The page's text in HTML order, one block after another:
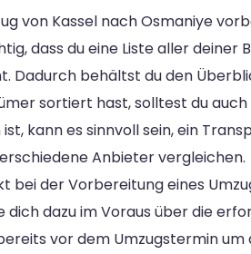
von Kassel nach Osmaniye
dass du eine Liste aller
Dadurch behältst du den
sortiert hast, solltest du
kann es sinnvoll sein, ein
Anbieter vergleichen.
bei der Vorbereitung eines
dich dazu im Voraus über die
vor dem Umzugstermin